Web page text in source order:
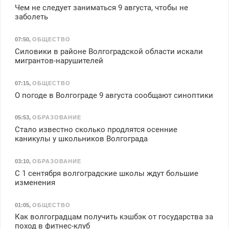
Чем не следует заниматься 9 августа, чтобы не
заболеть
07:50, ОБЩЕСТВО
Силовики в районе Волгоградской области искали
мигрантов-нарушителей
07:15, ОБЩЕСТВО
О погоде в Волгограде 9 августа сообщают синоптики
05:53, ОБРАЗОВАНИЕ
Стало известно сколько продлятся осенние
каникулы у школьников Волгограда
03:10, ОБРАЗОВАНИЕ
С 1 сентября волгоградские школы ждут большие
изменения
01:05, ОБЩЕСТВО
Как волгоградцам получить кэшбэк от государства за
поход в фитнес-клуб